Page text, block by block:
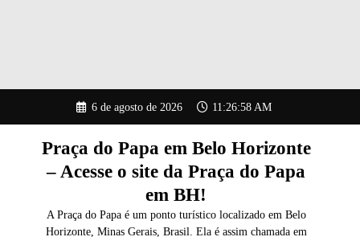
o
6 de agosto de 2026 11:26:59 AM
Praça do Papa em Belo Horizonte
– Acesse o site da Praça do Papa
em BH!
A Praça do Papa é um ponto turístico localizado em Belo
Horizonte, Minas Gerais, Brasil. Ela é assim chamada em